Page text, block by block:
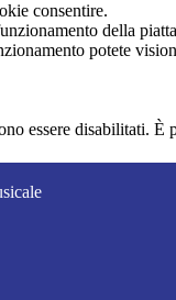
consentire.
della
potete
essere disabilitati.